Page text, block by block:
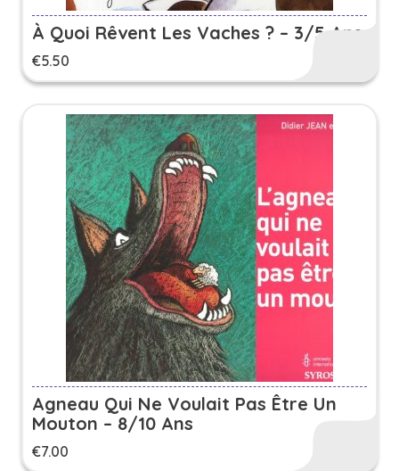
À Quoi Rêvent Les Vaches ? – 3/5 Ans
€5.50
Agneau Qui Ne Voulait Pas Être Un
Mouton – 8/10 Ans
€7.00